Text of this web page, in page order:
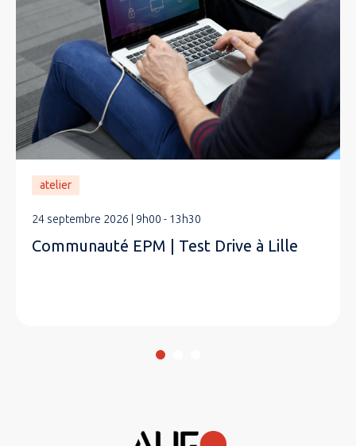
atelier
24 septembre 2026 | 9h00 - 13h30
Communauté EPM | Test Drive à Lille